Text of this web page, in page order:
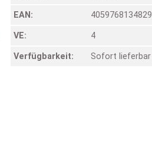
EAN: 4059768134829
VE: 4
Verfügbarkeit: Sofort lieferbar